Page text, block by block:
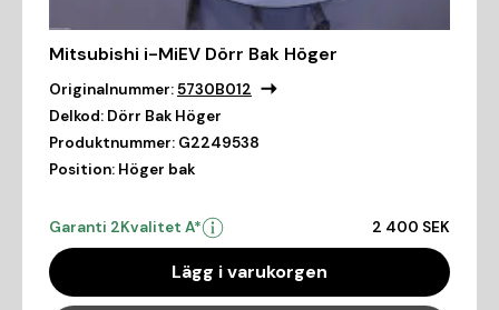
Mitsubishi i-MiEV Dörr Bak Höger
Originalnummer:5730B012
Delkod: Dörr Bak Höger
Produktnummer: G2249538
Position: Höger bak
Garanti 2Kvalitet A* 2 400 SEK
Lägg i varukorgen